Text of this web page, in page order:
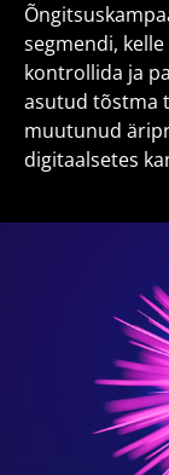
Kontakt
Est Eng Fin
segmendi,
kontrollida ja
asutud tõstma
muutunud
digitaalsetes